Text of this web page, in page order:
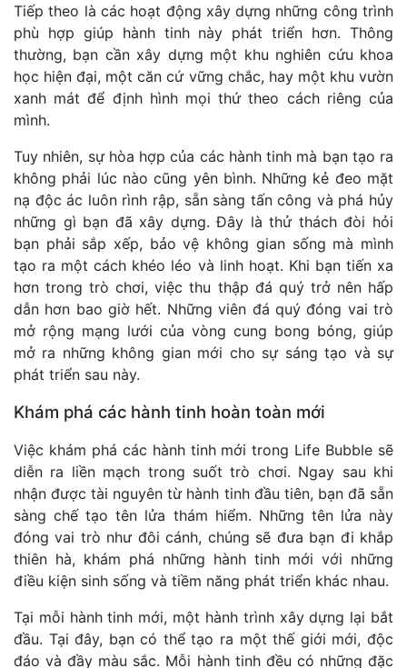
Tiếp theo là các hoạt động xây dựng những công trình
phù hợp giúp hành tinh này phát triển hơn. Thông
thường, bạn cần xây dựng một khu nghiên cứu khoa
học hiện đại, một căn cứ vững chắc, hay một khu vườn
xanh mát để định hình mọi thứ theo cách riêng của
mình.
Tuy nhiên, sự hòa hợp của các hành tinh mà bạn tạo ra
không phải lúc nào cũng yên bình. Những kẻ đeo mặt
nạ độc ác luôn rình rập, sẵn sàng tấn công và phá hủy
những gì bạn đã xây dựng. Đây là thử thách đòi hỏi
bạn phải sắp xếp, bảo vệ không gian sống mà mình
tạo ra một cách khéo léo và linh hoạt. Khi bạn tiến xa
hơn trong trò chơi, việc thu thập đá quý trở nên hấp
dẫn hơn bao giờ hết. Những viên đá quý đóng vai trò
mở rộng mạng lưới của vòng cung bong bóng, giúp
mở ra những không gian mới cho sự sáng tạo và sự
phát triển sau này.
Khám phá các hành tinh hoàn toàn mới
Việc khám phá các hành tinh mới trong Life Bubble sẽ
diễn ra liền mạch trong suốt trò chơi. Ngay sau khi
nhận được tài nguyên từ hành tinh đầu tiên, bạn đã sẵn
sàng chế tạo tên lửa thám hiểm. Những tên lửa này
đóng vai trò như đôi cánh, chúng sẽ đưa bạn đi khắp
thiên hà, khám phá những hành tinh mới với những
điều kiện sinh sống và tiềm năng phát triển khác nhau.
Tại mỗi hành tinh mới, một hành trình xây dựng lại bắt
đầu. Tại đây, bạn có thể tạo ra một thế giới mới, độc
đáo và đầy màu sắc. Mỗi hành tinh đều có những đặc